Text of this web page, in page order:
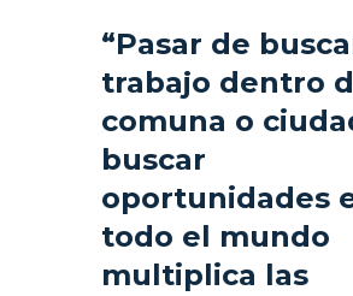
“Pasar de
trabajo dentro
comuna o
buscar
oportunidades
todo el mundo
multiplica las